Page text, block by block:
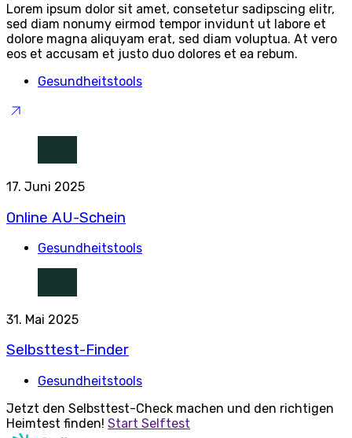
Lorem ipsum dolor sit amet, consetetur sadipscing elitr,
sed diam nonumy eirmod tempor invidunt ut labore et
dolore magna aliquyam erat, sed diam voluptua. At vero
eos et accusam et justo duo dolores et ea rebum.
Gesundheitstools
17. Juni 2025
Online AU-Schein
Gesundheitstools
31. Mai 2025
Selbsttest-Finder
Gesundheitstools
Jetzt den Selbsttest-Check machen und den richtigen
Heimtest finden! Start Selftest